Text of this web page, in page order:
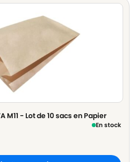
M11 - Lot de 10 sacs en Papier
En stock